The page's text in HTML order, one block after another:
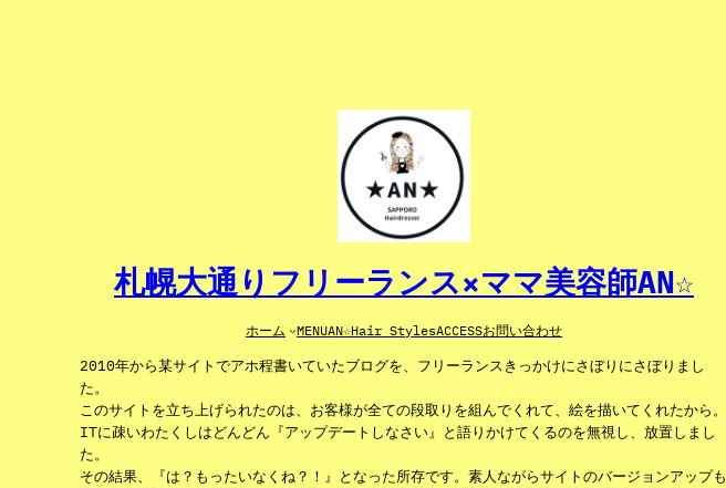
札幌大通りフリーランス×ママ美容師AN☆
ホーム MENUAN☆Hair StylesACCESSお問い合わせ
2010年から某サイトでアホ程書いていたブログを、フリーランスきっかけにさぼりにさぼりまし
た。
このサイトを立ち上げられたのは、お客様が全ての段取りを組んでくれて、絵を描いてくれたから。
ITに疎いわたくしはどんどん『アップデートしなさい』と語りかけてくるのを無視し、放置しまし
た。
その結果、『は？もったいなくね？！』となった所存です。素人ながらサイトのバージョンアップも